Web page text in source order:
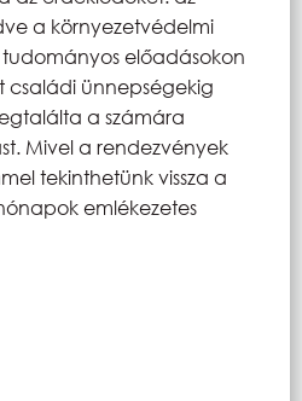
a környezetvédelmi
előadásokon
családi ünnepségekig
a számára
Mivel a rendezvények
tekinthetünk vissza a
emlékezetes